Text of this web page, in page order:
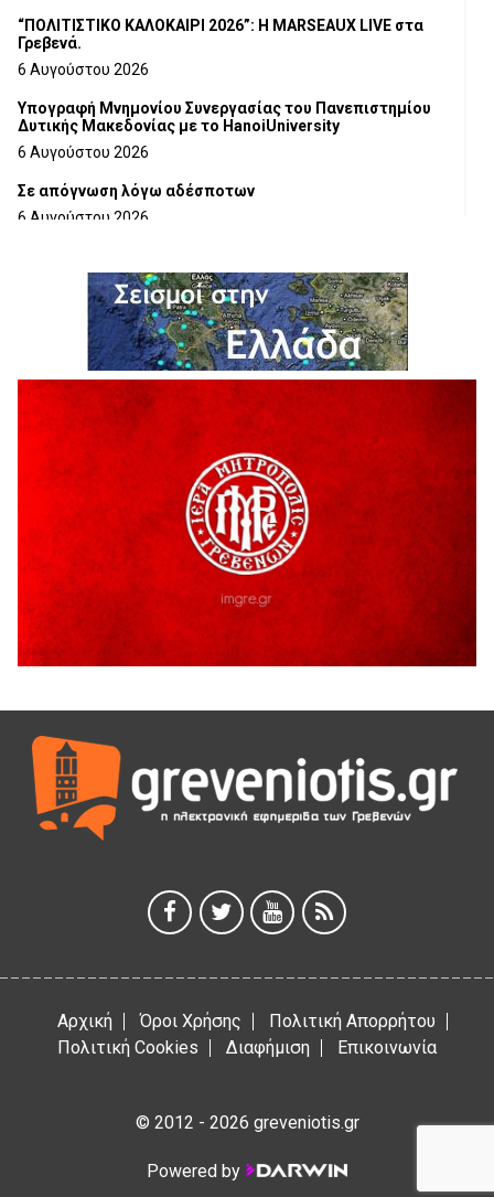
“ΠΟΛΙΤΙΣΤΙΚΟ ΚΑΛΟΚΑΙΡΙ 2026”: Η MARSEAUX LIVE στα
Γρεβενά.
6 Αυγούστου 2026
Υπογραφή Μνημονίου Συνεργασίας του Πανεπιστημίου
Δυτικής Μακεδονίας με το HanoiUniversity
6 Αυγούστου 2026
Σε απόγνωση λόγω αδέσποτων
6 Αυγούστου 2026
6 Αυγούστου 2026
Ολοκληρώνεται η ασφαλτόστρωση της οδού Περιβόλι –
6 Αυγούστου 2026
H παραδοχή λαθών είναι (και) δύναμη
5 Αυγούστου 2026
Ο ΑΝΔΡΕΑΣ ΑΣΛΑΝΙΔΗΣ ΣΥΝΕΧΙΖΕΙ ΣΤΟΝ ΠΡΩΤΕΑ
ΓΡΕΒΕΝΩΝ
5 Αυγούστου 2026
Ευχαριστήριο Εκπολιτιστικού Συλλόγου Ταξιάρχη προς κ.
Παρασχάκη Αθανάσιο
5 Αυγούστου 2026
Διακοπή υδροδότησης του Α΄ κλάδου ύδρευσης
5 Αυγούστου 2026
Θερινό Σινεμά στο πλαίσιο του «Πολιτιστικού
Καλοκαιριού 2026» με την βραβευμένη ταινία «Μικρές
Ανάσες».
5 Αυγούστου 2026
5 Αυγούστου 2026
Αρχική Όροι Χρήσης
Πολιτική Απορρήτου
Πολιτική Cookies
Διαφήμιση Επικοινωνία
© 2012 - 2026 greveniotis.gr
Powered by